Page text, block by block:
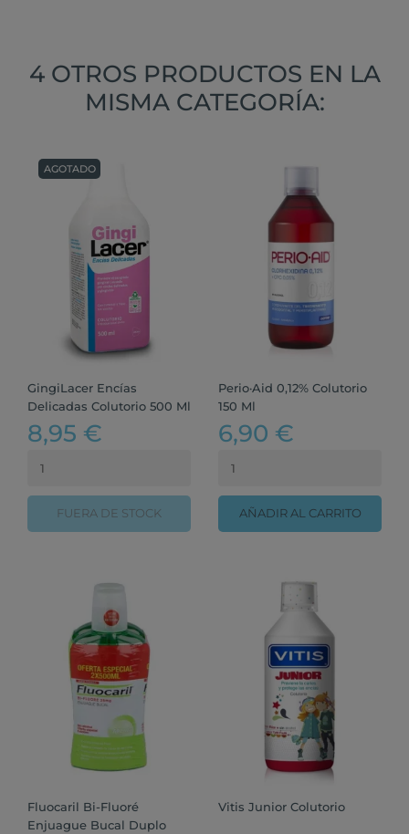
4 OTROS PRODUCTOS EN LA
MISMA CATEGORÍA:
GingiLacer Encías
Delicadas Colutorio 500 Ml
8,95 €
FUERA DE STOCK
AGOTADO
Perio·Aid 0,12% Colutorio
150 Ml
6,90 €
AÑADIR AL CARRITO
Fluocaril Bi-Fluoré
Enjuague Bucal Duplo
Vitis Junior Colutorio